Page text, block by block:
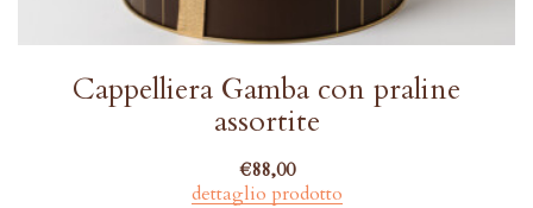
Cappelliera Gamba con praline
assortite
€88,00
dettaglio prodotto